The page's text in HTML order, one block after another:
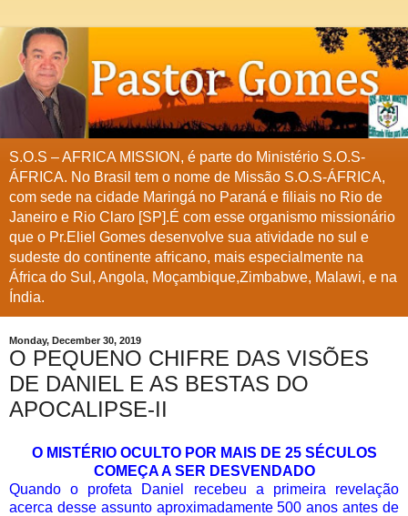
S.O.S – AFRICA MISSION, é parte do Ministério S.O.S-
ÁFRICA. No Brasil tem o nome de Missão S.O.S-ÁFRICA,
com sede na cidade Maringá no Paraná e filiais no Rio de
Janeiro e Rio Claro [SP].É com esse organismo missionário
que o Pr.Eliel Gomes desenvolve sua atividade no sul e
sudeste do continente africano, mais especialmente na
África do Sul, Angola, Moçambique,Zimbabwe, Malawi, e na
Índia.
Monday, December 30, 2019
O PEQUENO CHIFRE DAS VISÕES
DE DANIEL E AS BESTAS DO
APOCALIPSE-II
O MISTÉRIO OCULTO POR MAIS DE 25 SÉCULOS
COMEÇA A SER DESVENDADO
Quando o profeta Daniel recebeu a primeira revelação
acerca desse assunto aproximadamente 500 anos antes de